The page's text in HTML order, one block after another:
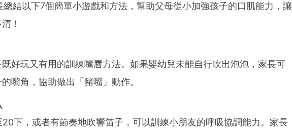
總結以下7個簡單小遊戲和方法，幫助父母從小加強孩子的口肌能力，讓
！
好玩又有用的訓練嘴唇方法。如果嬰幼兒未能自行吹出泡泡，家長可
嘴角，協助做出「豬嘴」動作。
20下，或者有節奏地吹響笛子，可以訓練小朋友的呼吸協調能力。家長